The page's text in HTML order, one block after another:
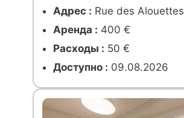
Адрес : Rue des Alouettes
Аренда : 400 €
Расходы : 50 €
Доступно : 09.08.2026